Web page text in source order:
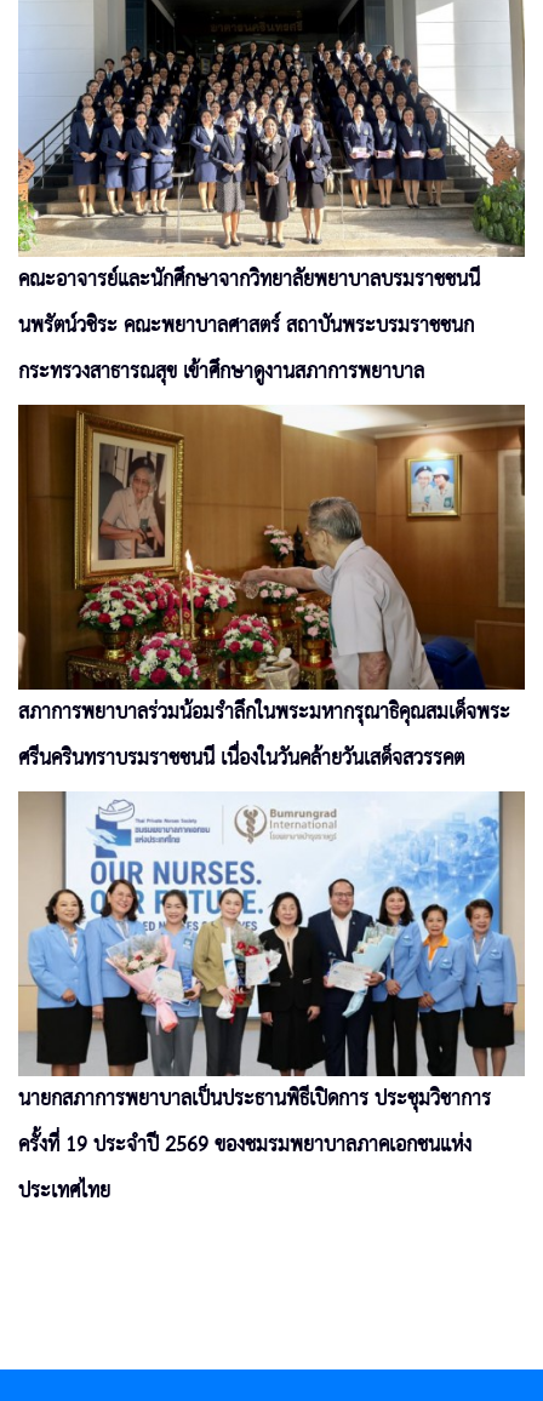
คณะอาจารย์และนักศึกษาจากวิทยาลัยพยาบาลบรมราชชนนี
นพรัตน์วชิระ คณะพยาบาลศาสตร์ สถาบันพระบรมราชชนก
กระทรวงสาธารณสุข เข้าศึกษาดูงานสภาการพยาบาล
สภาการพยาบาลร่วมน้อมรำลึกในพระมหากรุณาธิคุณสมเด็จพระ
ศรีนครินทราบรมราชชนนี เนื่องในวันคล้ายวันเสด็จสวรรคต
นายกสภาการพยาบาลเป็นประธานพิธีเปิดการ ประชุมวิชาการ
ครั้งที่ 19 ประจำปี 2569 ของชมรมพยาบาลภาคเอกชนแห่ง
ประเทศไทย